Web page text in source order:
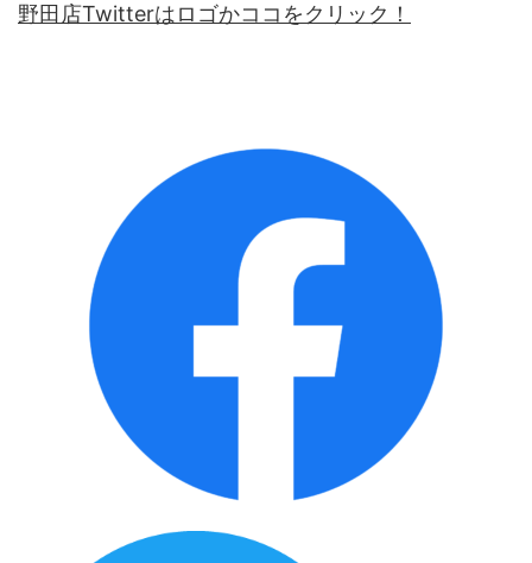
野田店Twitterはロゴかココをクリック！